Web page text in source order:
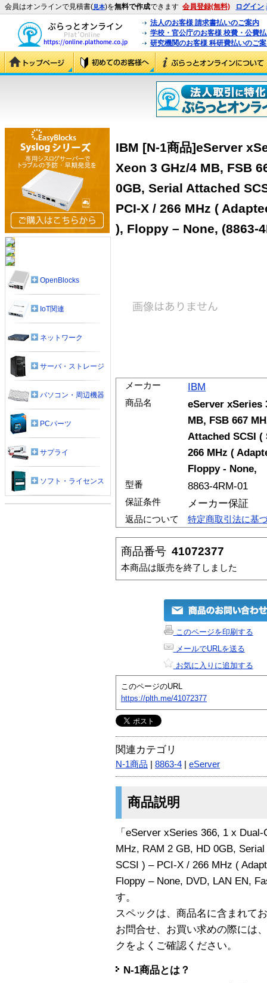
会員はオンラインで見積書(見本)を無料で作成できます 会員登録(無料) ログイン
法人のお客様 請求書払いのご案内
学校・官公庁のお客様 校費・公費
研究機関のお客様 科研費払いのご
IBM [N-1商品]eServer
Xeon 3 GHz/4 MB, FSB
0GB, Serial Attached
PCI-X / 266 MHz (
), Floppy – None, (8863-
メーカー IBM
商品名
eServer xSeries
MB, FSB 667
Attached SCSI (
266 MHz (
Floppy - None,
型番 8863-4RM-01
保証条件 メーカー保証
返品について 特定商取引法に基
商品番号 41072377
本商品は販売を終了しました
このページを印刷する
メールでURLを送る
お気に入りに追加する
このページのURL
https://plth.me/41072377
関連カテゴリ
N-1商品 8863-4 eServer
商品説明
「eServer xSeries 366, 1 x
MHz, RAM 2 GB, HD 0GB,
SCSI ) – PCI-X / 266 MHz (
Floppy – None, DVD, LAN EN,
す。
スペックは、商品名に含まれて
お問合せ、お買い求めの際には
クをよくご確認ください。
N-1商品とは？
OpenBlocks
IoT関連
ネットワーク
サーバ・ストレージ
パソコン・周辺機器
PCパーツ
サプライ
ソフト・ライセンス